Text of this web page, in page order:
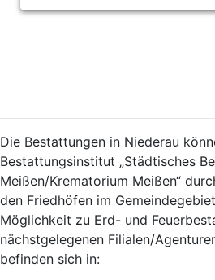
Die Bestattungen in Niederau
Bestattungsinstitut „Städtisches
Meißen/Krematorium Meißen“
den Friedhöfen im
Möglichkeit zu Erd- und
nächstgelegenen Filialen/
befinden sich in: